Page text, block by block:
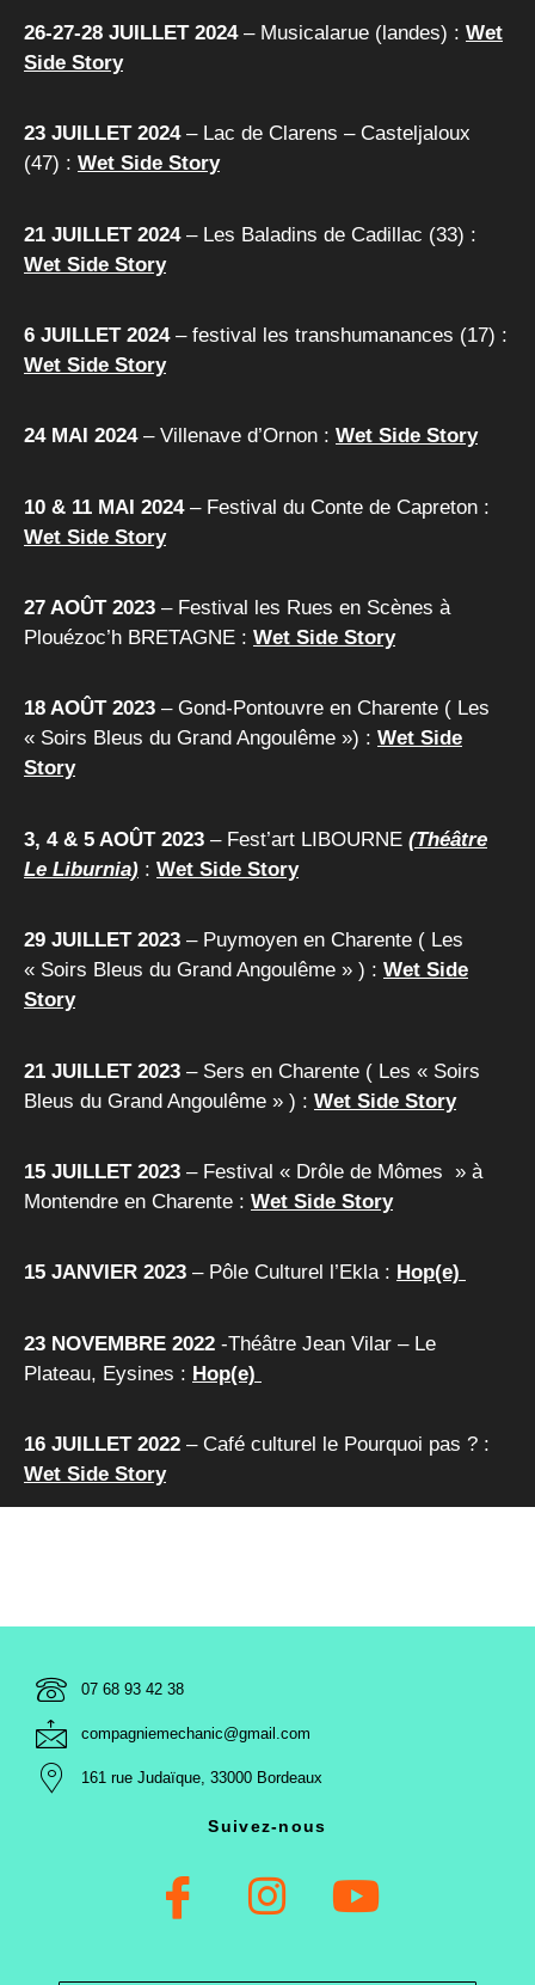
26-27-28 JUILLET 2024– Musicalarue (landes) : Wet
Side Story
23 JUILLET 2024– Lac de Clarens – Casteljaloux
(47) : Wet Side Story
21 JUILLET 2024– Les Baladins de Cadillac (33) :
Wet Side Story
6 JUILLET 2024– festival les transhumanances (17) :
Wet Side Story
24 MAI 2024– Villenave d’Ornon : Wet Side Story
10 & 11 MAI 2024 – Festival du Conte de Capreton :
Wet Side Story
27 AOÛT 2023 – Festival les Rues en Scènes à
Plouézoc’h BRETAGNE : Wet Side Story
18 AOÛT 2023 – Gond-Pontouvre en Charente ( Les
« Soirs Bleus du Grand Angoulême ») : Wet Side
Story
3, 4 & 5 AOÛT 2023 – Fest’art LIBOURNE (Théâtre
Le Liburnia) : Wet Side Story
29 JUILLET 2023 – Puymoyen en Charente ( Les
« Soirs Bleus du Grand Angoulême » ) : Wet Side
Story
21 JUILLET 2023 – Sers en Charente ( Les « Soirs
Bleus du Grand Angoulême » ) : Wet Side Story
15 JUILLET 2023 – Festival « Drôle de Mômes » à
Montendre en Charente : Wet Side Story
15 JANVIER 2023 – Pôle Culturel l’Ekla : Hop(e)
23 NOVEMBRE 2022 -Théâtre Jean Vilar – Le
Plateau, Eysines : Hop(e)
16 JUILLET 2022 – Café culturel le Pourquoi pas ? :
Wet Side Story
07 68 93 42 38
compagniemechanic@gmail.com
161 rue Judaïque, 33000 Bordeaux​
Suivez-nous